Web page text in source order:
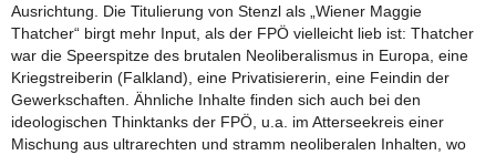
Ausrichtung. Die Titulierung von Stenzl als „Wiener Maggie
Thatcher“ birgt mehr Input, als der FPÖ vielleicht lieb ist: Thatcher
war die Speerspitze des brutalen Neoliberalismus in Europa, eine
Kriegstreiberin (Falkland), eine Privatisiererin, eine Feindin der
Gewerkschaften. Ähnliche Inhalte finden sich auch bei den
ideologischen Thinktanks der FPÖ, u.a. im Atterseekreis einer
Mischung aus ultrarechten und stramm neoliberalen Inhalten, wo